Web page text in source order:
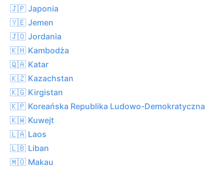
🇯🇵 Japonia
🇾🇪 Jemen
🇯🇴 Jordania
🇰🇭 Kambodża
🇶🇦 Katar
🇰🇿 Kazachstan
🇰🇬 Kirgistan
🇰🇵 Koreańska Republika Ludowo-Demokratyczna
🇰🇼 Kuwejt
🇱🇦 Laos
🇱🇧 Liban
🇲🇴 Makau